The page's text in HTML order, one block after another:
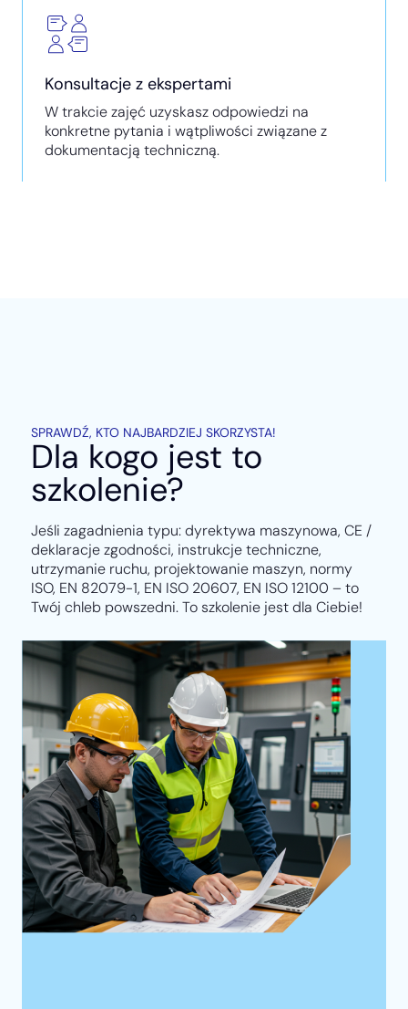
Konsultacje z ekspertami
W trakcie zajęć uzyskasz odpowiedzi na
konkretne pytania i wątpliwości związane z
dokumentacją techniczną.
SPRAWDŹ, KTO NAJBARDZIEJ SKORZYSTA!
Dla kogo jest to
szkolenie?
Jeśli zagadnienia typu: dyrektywa maszynowa, CE /
deklaracje zgodności, instrukcje techniczne,
utrzymanie ruchu, projektowanie maszyn, normy
ISO, EN 82079-1, EN ISO 20607, EN ISO 12100 – to
Twój chleb powszedni. To szkolenie jest dla Ciebie!